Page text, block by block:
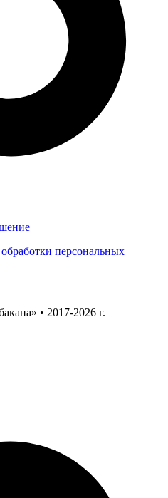
персональных
• 2017-2026 г.